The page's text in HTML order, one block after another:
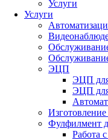
Услуги
Услуги
ЭЦП
ЭЦП
ЭЦП
Фулфилмент
Работа